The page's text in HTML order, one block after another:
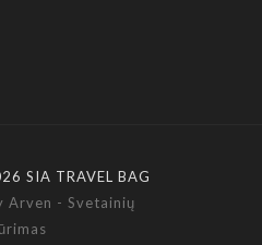
SIA TRAVEL BAG
Arven - Svetainių